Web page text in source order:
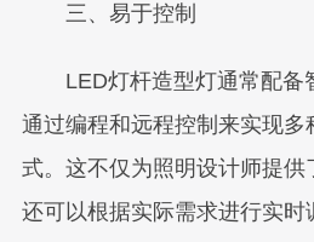
三、易于控制
LED灯杆造型灯通常配备
通过编程和远程控制来实现多
式。这不仅为照明设计师提供
还可以根据实际需求进行实时